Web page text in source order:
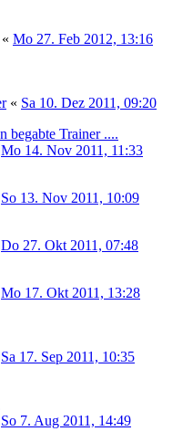
« Mo 27. Feb 2012, 13:16
« Sa 10. Dez 2011, 09:20
begabte Trainer ....
Mo 14. Nov 2011, 11:33
So 13. Nov 2011, 10:09
Do 27. Okt 2011, 07:48
Mo 17. Okt 2011, 13:28
Sa 17. Sep 2011, 10:35
So 7. Aug 2011, 14:49